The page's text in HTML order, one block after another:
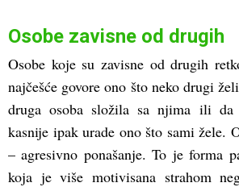
Osobe zavisne od drugih
Osobe koje su zavisne od drugih
najčešće govore ono što neko drugi
druga osoba složila sa njima ili
kasnije ipak urade ono što sami žele.
– agresivno ponašanje. To je forma
koja je više motivisana strahom